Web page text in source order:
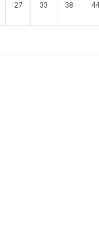
27 33 38 44